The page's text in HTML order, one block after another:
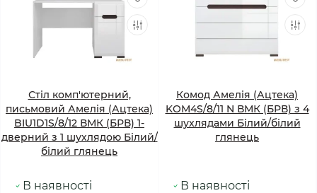
Стіл комп'ютерний,
письмовий Амелія (Ацтека)
BIU1D1S/8/12 ВМК (БРВ) 1-
дверний з 1 шухлядою Білий/
білий глянець
В наявності
Комод Амелія (Ацтека)
KOM4S/8/11 N ВМК (БРВ) з 4
шухлядами Білий/білий
глянець
В наявності